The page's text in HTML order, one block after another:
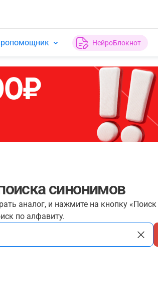
НейроБлокнот
синонимов
аналог, и нажмите на кнопку
по алфавиту.